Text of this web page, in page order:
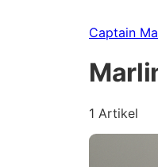
Captain
1 Artikel